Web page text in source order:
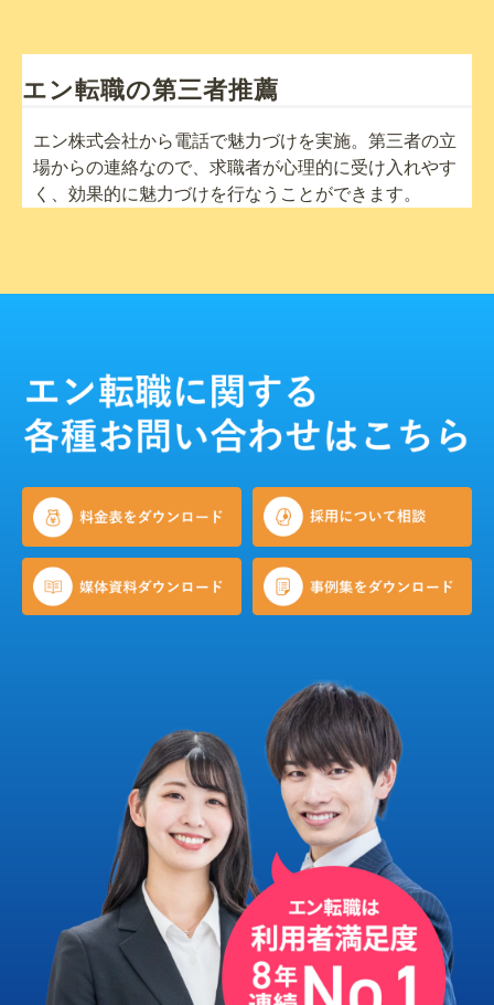
エン転職の第三者推薦
エン株式会社から電話で魅力づけを実施。第三者の立
場からの連絡なので、求職者が心理的に受け入れやす
く、効果的に魅力づけを行なうことができます。